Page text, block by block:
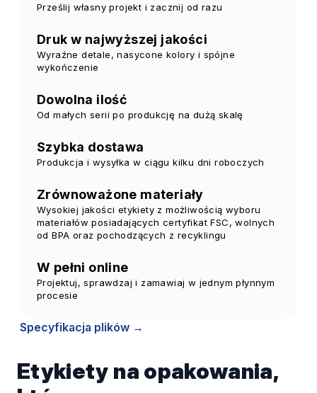
Prześlij własny projekt i zacznij od razu
Druk w najwyższej jakości
Wyraźne detale, nasycone kolory i spójne
wykończenie
Dowolna ilość
Od małych serii po produkcję na dużą skalę
Szybka dostawa
Produkcja i wysyłka w ciągu kilku dni roboczych
Zrównoważone materiały
Wysokiej jakości etykiety z możliwością wyboru
materiałów posiadających certyfikat FSC, wolnych
od BPA oraz pochodzących z recyklingu
W pełni online
Projektuj, sprawdzaj i zamawiaj w jednym płynnym
procesie
Specyfikacja plików
Etykiety na opakowania,